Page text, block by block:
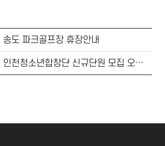
도 파크골프장 휴장안내
소년합창단 신규단원 모집 오디션일정 및 응시자 등록시간 안내